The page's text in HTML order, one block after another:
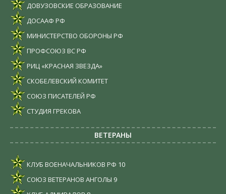
ДОВУЗОВСКИЕ ОБРАЗОВАНИЕ
ДОСААФ РФ
МИНИСТЕРСТВО ОБОРОНЫ РФ
ПРОФСОЮЗ ВС РФ
РИЦ «КРАСНАЯ ЗВЕЗДА»
СКОБЕЛЕВСКИЙ КОМИТЕТ
СОЮЗ ПИСАТЕЛЕЙ РФ
СТУДИЯ ГРЕКОВА
ВЕТЕРАНЫ
КЛУБ ВОЕНАЧАЛЬНИКОВ РФ 10
СОЮЗ ВЕТЕРАНОВ АНГОЛЫ 9